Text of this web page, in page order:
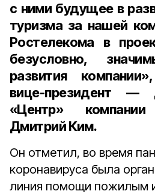
с ними будущее в
туризма за нашей
Ростелекома в
безусловно,
развития
вице-президент —
«Центр» компании
Дмитрий Ким.
Он отметил, во время
коронавируса была
линия помощи пожилым